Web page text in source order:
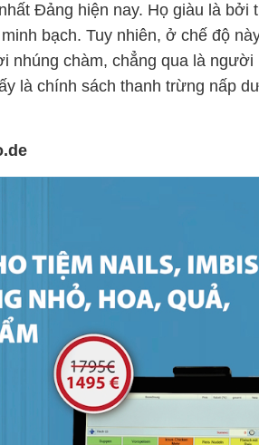
Đảng hiện nay. Họ giàu là bởi
bạch. Tuy nhiên, ở chế độ
nhúng chàm, chẳng qua là người
là chính sách thanh trừng nấp